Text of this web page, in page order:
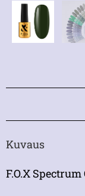
Kuvaus
F.O.X